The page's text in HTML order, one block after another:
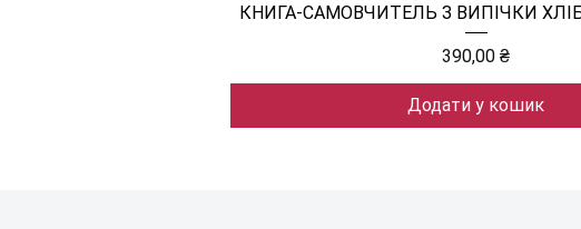
КНИГА-САМОВЧИТЕЛЬ З ВИПІЧКИ
Ціна
390,00 ₴
Додати у кошик